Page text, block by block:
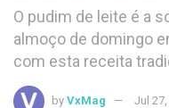
O pudim de leite é a
almoço de domingo
com esta receita
by VxMag Jul